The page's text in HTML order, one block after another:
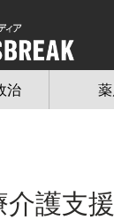
治
護支